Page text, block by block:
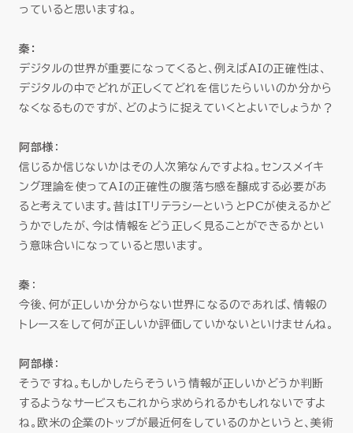
っていると思いますね。
秦：
デジタルの世界が重要になってくると、例えばAIの正確性は、
デジタルの中でどれが正しくてどれを信じたらいいのか分から
なくなるものですが、どのように捉えていくとよいでしょうか？
阿部様 ：
信じるか信じないかはその人次第なんですよね。センスメイキ
ング理論を使ってAIの正確性の腹落ち感を醸成する必要があ
ると考えています。昔はITリテラシーというとPCが使えるかど
うかでしたが、今は情報をどう正しく見ることができるかとい
う意味合いになっていると思います。
秦 ：
今後、何が正しいか分からない世界になるのであれば、情報の
トレースをして何が正しいか評価していかないといけませんね。
阿部様 ：
そうですね。もしかしたらそういう情報が正しいかどうか判断
するようなサービスもこれから求められるかもしれないですよ
ね。欧米の企業のトップが最近何をしているのかというと、美術